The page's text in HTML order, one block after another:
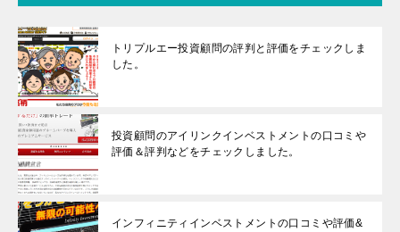
トリプルエー投資顧問の評判と評価をチェックしま
した。
投資顧問のアイリンクインベストメントの口コミや
評価＆評判などをチェックしました。
インフィニティインベストメントの口コミや評価&